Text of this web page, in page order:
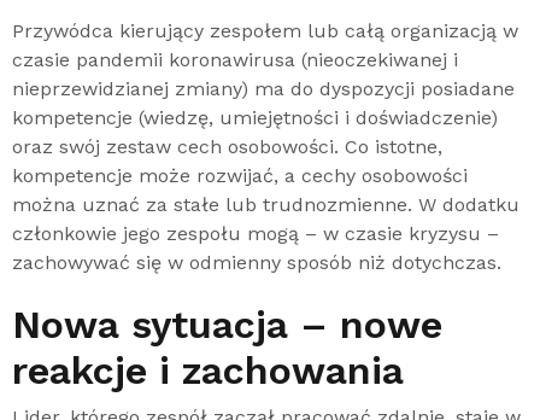
Przywódca kierujący zespołem lub całą organizacją w
czasie pandemii koronawirusa (nieoczekiwanej i
nieprzewidzianej zmiany) ma do dyspozycji posiadane
kompetencje (wiedzę, umiejętności i doświadczenie)
oraz swój zestaw cech osobowości. Co istotne,
kompetencje może rozwijać, a cechy osobowości
można uznać za stałe lub trudnozmienne. W dodatku
członkowie jego zespołu mogą – w czasie kryzysu –
zachowywać się w odmienny sposób niż dotychczas.
Nowa sytuacja – nowe
reakcje i zachowania